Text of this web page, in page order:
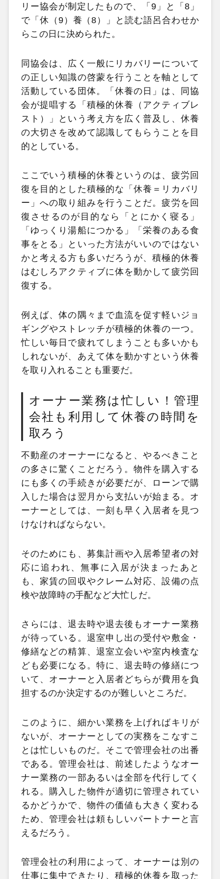
リー協会が制定したもので、「9」と「8」
で「休（9）養（8）」と読む語呂合わせか
らこの日に決められた。
同協会は、広く一般にリカバリーについて
の正しい知識の啓蒙を行うことを軸として
活動している団体。「休養の日」は、同協
会が提唱する「積極的休養（アクティブレ
スト）」という考え方を広く普及し、休養
の大切さを改めて認識してもらうことを目
的としている。
ここでいう積極的休養というのは、疲労回
復を目的とした積極的な「休養＝リカバリ
ー」への取り組みを行うことだ。疲労を回
復させるのが目的なら「とにかく寝る」
「ゆっくり湯船につかる」「栄養のある食
事をとる」といった方法がいいのではない
かと考える方も多いだろうが、積極的休養
はむしろアクティブに体を動かして疲労回
復する。
例えば、体の隅々まで血流を促す軽いジョ
ギングやストレッチが積極的休養の一つ。
忙しい毎日で疲れてしまうことも多いかも
しれないが、あえて体を動かすという休養
を取り入れることも重要だ。
オーナー業務は忙しい！管理
会社も利用して休養の時間を
取ろう
不動産のオーナーになると、やるべきこと
の多さに驚くことだろう。物件を購入する
にも多くの手続きが必要だが、ローンで購
入した場合は翌月から支払いが始まる。オ
ーナーとしては、一刻も早く入居者を見つ
けなければならない。
そのためにも、募集計画や入居希望者の対
応に追われ、無事に入居が決まったあと
も、家賃の回収やクレーム対応、設備の点
検や故障時の手配など大忙しだ。
さらには、退去時や退去後もオーナー業務
が待っている。退室申し出の受付や敷金・
修繕などの精算、退室立会いや室内検査な
ども必要になる。特に、退去時の修繕につ
いて、オーナーと入居者どちらが費用を負
担するのか決定するのが難しいところだ。
このように、細かい業務を上げればキリが
ないが、オーナーとしての実務をこなすこ
とは忙しいものだ。そこで管理会社の出番
である。管理会社は、前述したようなオー
ナー業務の一部あるいは全部を代行してく
れる。購入した物件が適切に管理されてい
るかどうかで、物件の価値も大きく変わる
ため、管理会社は頼もしいパートナーと言
えるだろう。
管理会社の利用によって、オーナーは別の
仕事に集中できたり、積極的休養を取った